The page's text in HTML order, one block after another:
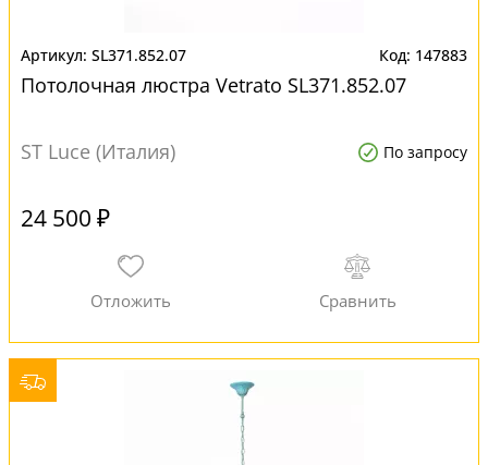
SL371.852.07 147883
Потолочная люстра Vetrato SL371.852.07
ST Luce (Италия) По запросу
24 500 ₽